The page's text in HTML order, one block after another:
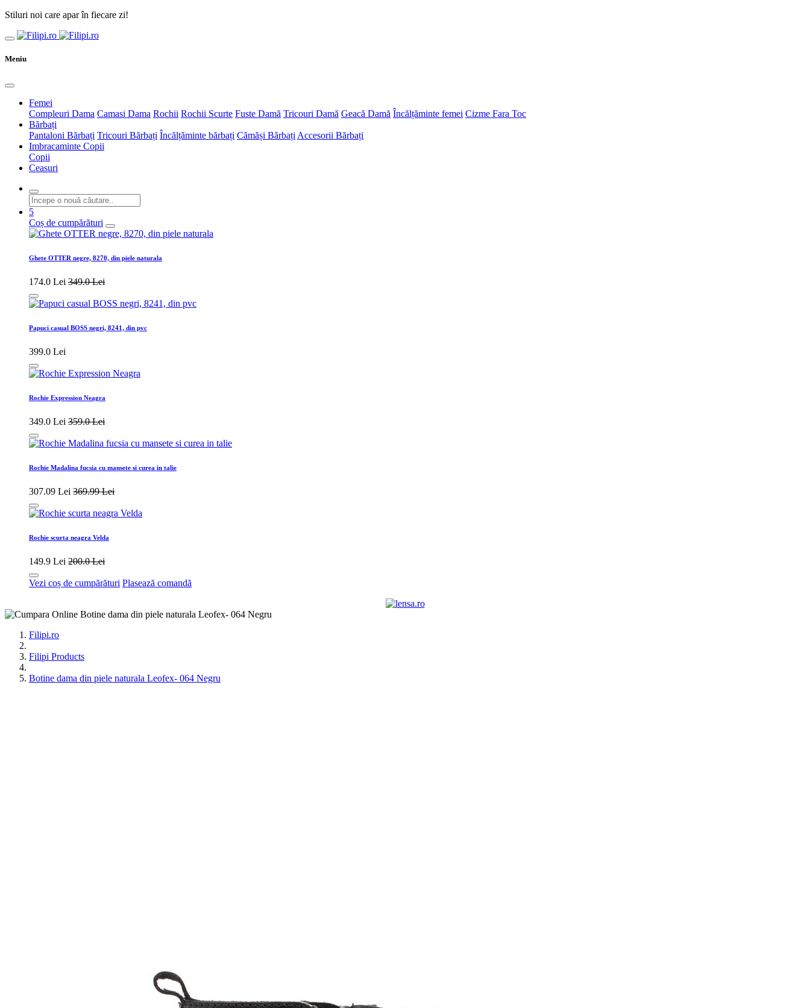
Stiluri noi care apar în fiecare zi!
Meniu
Femei
Compleuri Dama Camasi Dama Rochii Rochii Scurte Fuste Damă Tricouri Damă Geacă Damă Încălțăminte femei Cizme Fara Toc
Bărbați
Pantaloni Bărbați Tricouri Bărbați Încălțăminte bărbați Cămăși Bărbați Accesorii Bărbați
Imbracaminte Copii
Copii
Ceasuri
5
Coș de cumpărături
Ghete OTTER negre, 8270, din piele naturala
174.0 Lei 349.0 Lei
Papuci casual BOSS negri, 8241, din pvc
399.0 Lei
Rochie Expression Neagra
349.0 Lei 359.0 Lei
Rochie Madalina fucsia cu mansete si curea in talie
307.09 Lei 369.99 Lei
Rochie scurta neagra Velda
149.9 Lei 200.0 Lei
Vezi coș de cumpărături Plasează comandă
Filipi.ro
Filipi Products
Botine dama din piele naturala Leofex- 064 Negru